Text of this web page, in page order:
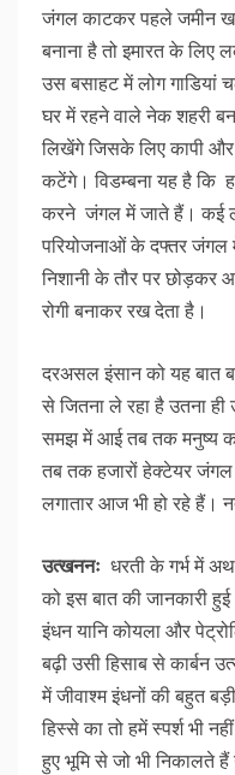
जंगल काटकर पहले जमीन
बनाना है तो इमारत के
उस बसाहट में लोग
घर में रहने वाले नेक शहरी
लिखेंगे जिसके लिए कापी और
कटेंगे। विडम्बना यह है कि
करने जंगल में जाते हैं। कई
परियोजनाओं के दफ्तर जंगल
निशानी के तौर पर
रोगी बनाकर रख देता है।
दरअसल इंसान को यह बात
से जितना ले रहा है उतना
समझ में आई तब तक मनुष्य
तब तक हजारों हेक्टेयर
लगातार आज भी हो रहे हैं।
उत्खननः धरती के गर्भ में
को इस बात की जानकारी
इंधन यानि कोयला और
बढ़ी उसी हिसाब से कार्बन
में जीवाश्म इंधनों की बहुत
हिस्से का तो हमें स्पर्श भी
हुए भूमि से जो भी निकालते